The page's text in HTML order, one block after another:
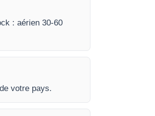
: aérien 30-60
votre pays.